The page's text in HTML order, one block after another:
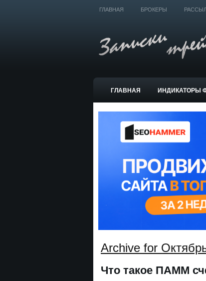
ГЛАВНАЯ БРОКЕРЫ
ГЛАВНАЯ ИНДИКАТОРЫ
ТОРГОВЫЕ СИСТЕМЫ
Archive for
Что такое ПАММ